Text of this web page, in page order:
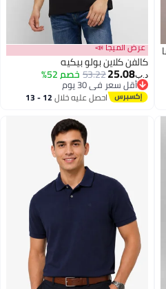
عرض الميجا 📣
كالفن كلاين بولو بيكيه
25.08
53.22خصم 52%
أقل سعر في 30 يوم
أقل سعر في 30 يوماحصل عليه خلال 12 - 13
اغسطس